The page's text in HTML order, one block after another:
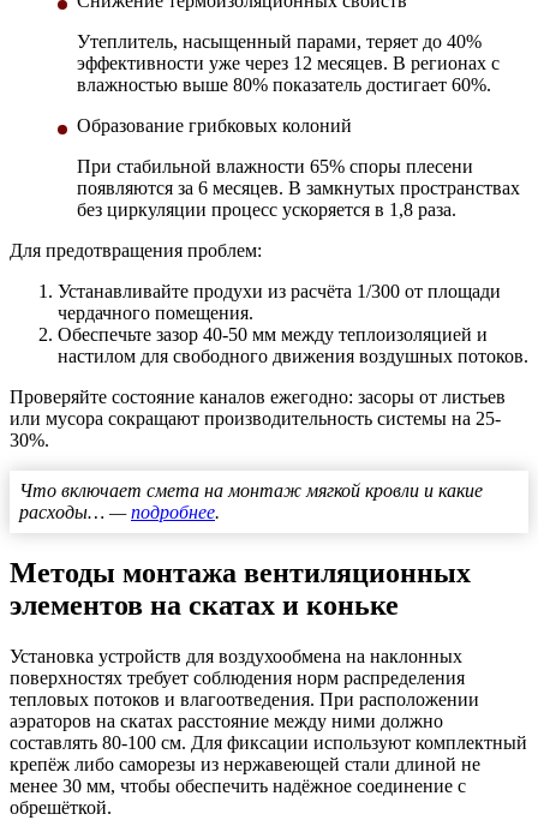
Утеплитель, насыщенный парами, теряет до 40%
эффективности уже через 12 месяцев. В регионах с
влажностью выше 80% показатель достигает 60%.
Образование грибковых колоний
При стабильной влажности 65% споры плесени
появляются за 6 месяцев. В замкнутых пространствах
без циркуляции процесс ускоряется в 1,8 раза.
Для предотвращения проблем:
Устанавливайте продухи из расчёта 1/300 от площади
чердачного помещения.
Обеспечьте зазор 40-50 мм между теплоизоляцией и
настилом для свободного движения воздушных потоков.
Проверяйте состояние каналов ежегодно: засоры от листьев
или мусора сокращают производительность системы на 25-
30%.
Что включает смета на монтаж мягкой кровли и какие
расходы… —подробнее.
Методы монтажа вентиляционных
элементов на скатах и коньке
Установка устройств для воздухообмена на наклонных
поверхностях требует соблюдения норм распределения
тепловых потоков и влагоотведения. При расположении
аэраторов на скатах расстояние между ними должно
составлять 80-100 см. Для фиксации используют комплектный
крепёж либо саморезы из нержавеющей стали длиной не
менее 30 мм, чтобы обеспечить надёжное соединение с
обрешёткой.